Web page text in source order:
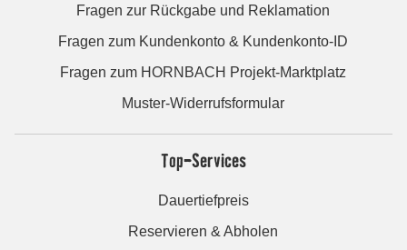
Fragen zur Rückgabe und Reklamation
Fragen zum Kundenkonto & Kundenkonto-ID
Fragen zum HORNBACH Projekt-Marktplatz
Muster-Widerrufsformular
Top-Services
Dauertiefpreis
Reservieren & Abholen